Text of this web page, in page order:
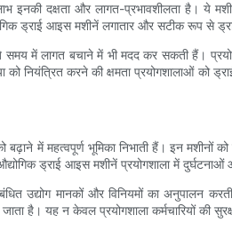
इनकी दक्षता और लागत-प्रभावशीलता
ड्राई आइस मशीनें लगातार और सटीक रूप से
समय में लागत बचाने में भी मदद कर सकती
नियंत्रित करने की क्षमता प्रयोगशालाओं
बढ़ाने में महत्वपूर्ण भूमिका निभाती हैं। इन
ड्राई आइस मशीनें प्रयोगशाला में
मानकों और विनियमों का अनुपालन
यह न केवल प्रयोगशाला कर्मचारियों की